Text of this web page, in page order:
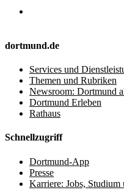
dortmund.de
Services und
Themen und Rubriken
Newsroom: Dortmund
Dortmund Erleben
Rathaus
Schnellzugriff
Dortmund-App
Presse
Karriere: Jobs,